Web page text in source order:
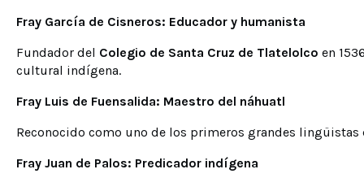
Fray García de Cisneros: Educador y humanista
Fundador del Colegio de Santa Cruz de Tlatelolco en
cultural indígena.
Fray Luis de Fuensalida: Maestro del náhuatl
Reconocido como uno de los primeros grandes
Fray Juan de Palos: Predicador indígena